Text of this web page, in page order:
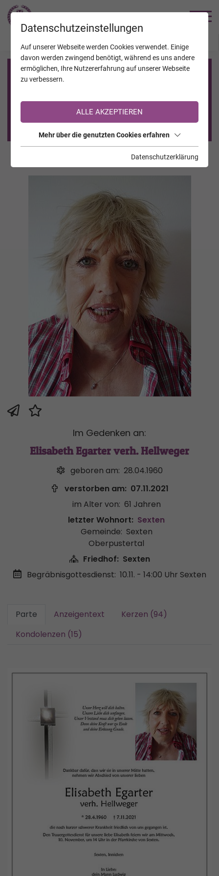
Registrierung auf TrauerHilfe.it
Sie sind noch nicht auf TrauerHilfe.it registriert?
>> zur kostenlosen Registrierung <<
Im Gedenken an:
Elisabeth Egarter verh. Hellweger
geboren am: 28.04.1960
verstorben am: 07.11.2021
im Alter von: 61 Jahren
letzter Wohnort: Sexten
Gemeinde: Sexten
Oberpustertal
Friedhof: Sexten
Begräbnisgottesdienst: 10.11. - 14:00 Uhr Sexten
Parte Anzeigentext
Kerzen (94)
Kondolenzen (15)
Datenschutzeinstellungen
Auf unserer Webseite werden Cookies verwendet. Einige
davon werden zwingend benötigt, während es uns andere
ermöglichen, Ihre Nutzererfahrung auf unserer Webseite
zu verbessern.
ALLE AKZEPTIEREN
Mehr über die genutzten Cookies erfahren
Datenschutzerklärung
JAHRESTAGE KALENDER VERSTORBENE